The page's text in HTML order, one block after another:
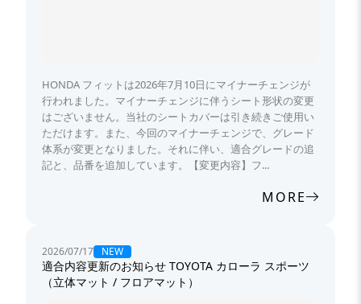
HONDA フィットは2026年7月10日にマイナーチェンジが
行われました。マイナーチェンジに伴うシート形状の変更
はございません。当社のシートカバーは引き続きご使用い
ただけます。また、今回のマイナーチェンジで、グレード
体系が変更となりました。それに伴い、適合グレードの追
記と、品番を追加しています。【変更内容】フ...
MORE
2026/07/17 NEW
適合内容更新のお知らせ TOYOTA カローラ スポーツ
（立体マット / フロアマット）